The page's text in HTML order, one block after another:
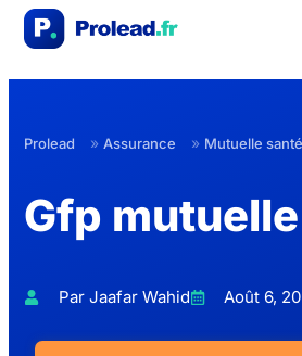
Prolead » Assurance » Mutuelle santé
Gfp
Par Jaafar Wahid Août 6,